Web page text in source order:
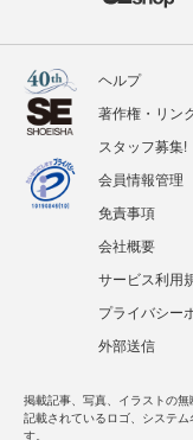
ヘルプ
著作権・リン
スタッフ募集!
会員情報管理
免責事項
会社概要
サービス利用
プライバシー
外部送信
掲載記事、写真、イラストの無
記載されているロゴ、システ
す。